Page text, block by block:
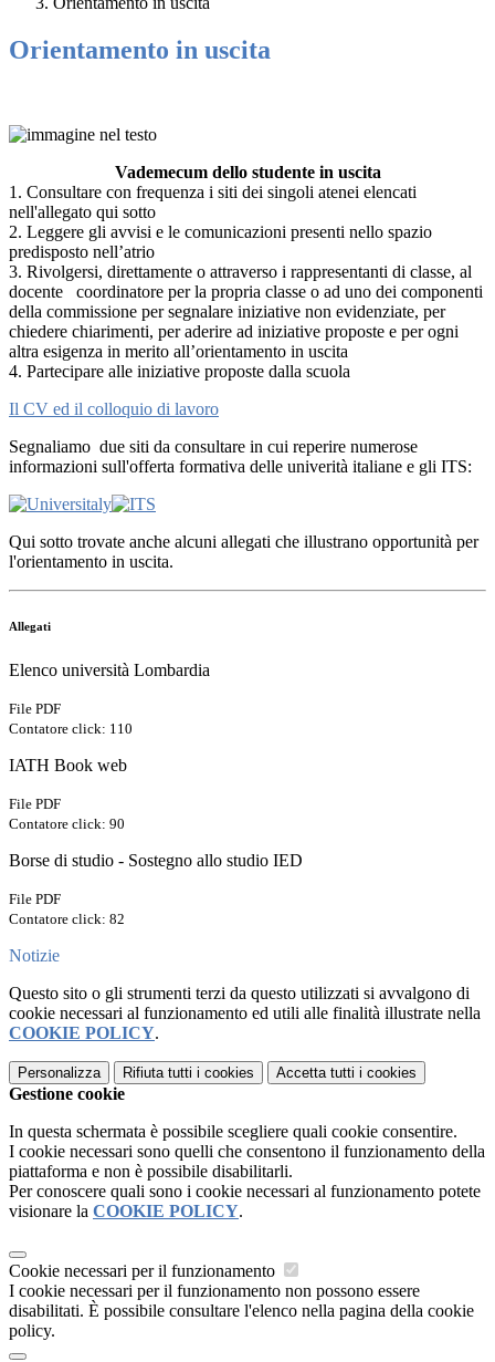
Orientamento in uscita
Vademecum dello studente in uscita
1. Consultare con frequenza i siti dei singoli atenei elencati
nell'allegato qui sotto
2. Leggere gli avvisi e le comunicazioni presenti nello spazio
predisposto nell’atrio
3. Rivolgersi, direttamente o attraverso i rappresentanti di classe, al
docente coordinatore per la propria classe o ad uno dei componenti
della commissione per segnalare iniziative non evidenziate, per
chiedere chiarimenti, per aderire ad iniziative proposte e per ogni
altra esigenza in merito all’orientamento in uscita
4. Partecipare alle iniziative proposte dalla scuola
Il CV ed il colloquio di lavoro
Segnaliamo due siti da consultare in cui reperire numerose
informazioni sull'offerta formativa delle univerità italiane e gli ITS:
Qui sotto trovate anche alcuni allegati che illustrano opportunità per
l'orientamento in uscita.
Allegati
Elenco università Lombardia
File PDF
Contatore click: 110
IATH Book web
File PDF
Contatore click: 90
Borse di studio - Sostegno allo studio IED
File PDF
Contatore click: 82
Notizie
Questo sito o gli strumenti terzi da questo utilizzati si avvalgono di
cookie necessari al funzionamento ed utili alle finalità illustrate nella
COOKIE POLICY.
Personalizza Rifiuta tutti i cookies Accetta tutti i cookies
Gestione cookie
In questa schermata è possibile scegliere quali cookie consentire.
I cookie necessari sono quelli che consentono il funzionamento della
piattaforma e non è possibile disabilitarli.
Per conoscere quali sono i cookie necessari al funzionamento potete
visionare la COOKIE POLICY.
Cookie necessari per il funzionamento
I cookie necessari per il funzionamento non possono essere
disabilitati. È possibile consultare l'elenco nella pagina della cookie
policy.